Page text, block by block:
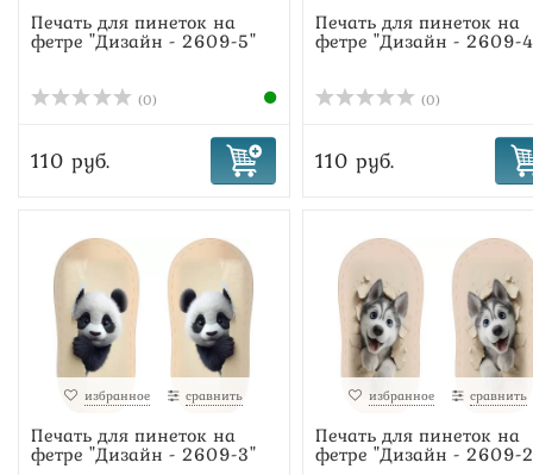
Печать для пинеток на
фетре "Дизайн - 2609-5"
(0)
110 руб.
Печать для пинеток на
фетре "Дизайн - 2609-
(0)
110 руб.
избранное сравнить
Печать для пинеток на
фетре "Дизайн - 2609-3"
избранное сравнить
Печать для пинеток на
фетре "Дизайн - 2609-